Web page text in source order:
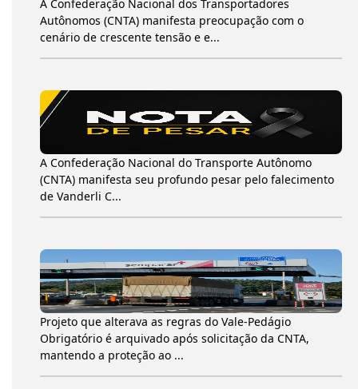
A Confederação Nacional dos Transportadores
Autônomos (CNTA) manifesta preocupação com o
cenário de crescente tensão e e...
A Confederação Nacional do Transporte Autônomo
(CNTA) manifesta seu profundo pesar pelo falecimento
de Vanderli C...
Projeto que alterava as regras do Vale-Pedágio
Obrigatório é arquivado após solicitação da CNTA,
mantendo a proteção ao ...